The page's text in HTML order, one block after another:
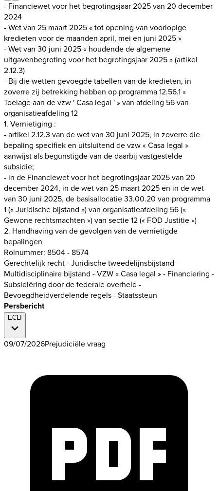
- Financiewet voor het begrotingsjaar 2025 van 20 december
2024
- Wet van 25 maart 2025 « tot opening van voorlopige
kredieten voor de maanden april, mei en juni 2025 »
- Wet van 30 juni 2025 « houdende de algemene
uitgavenbegroting voor het begrotingsjaar 2025 » (artikel
2.12.3)
- Bij die wetten gevoegde tabellen van de kredieten, in
zoverre zij betrekking hebben op programma 12.56.1 «
Toelage aan de vzw ' Casa legal ' » van afdeling 56 van
organisatieafdeling 12
1. Vernietiging :
- artikel 2.12.3 van de wet van 30 juni 2025, in zoverre die
bepaling specifiek en uitsluitend de vzw « Casa legal »
aanwijst als begunstigde van de daarbij vastgestelde
subsidie;
- in de Financiewet voor het begrotingsjaar 2025 van 20
december 2024, in de wet van 25 maart 2025 en in de wet
van 30 juni 2025, de basisallocatie 33.00.20 van programma
1 (« Juridische bijstand ») van organisatieafdeling 56 («
Gewone rechtsmachten ») van sectie 12 (« FOD Justitie »)
2. Handhaving van de gevolgen van de vernietigde
bepalingen
Rolnummer: 8504 - 8574
Gerechtelijk recht - Juridische tweedelijnsbijstand -
Multidisciplinaire bijstand - VZW « Casa legal » - Financiering -
Subsidiëring door de federale overheid -
Bevoegdheidverdelende regels - Staatssteun
Persbericht
ECLI
09/07/2026Prejudiciële vraag